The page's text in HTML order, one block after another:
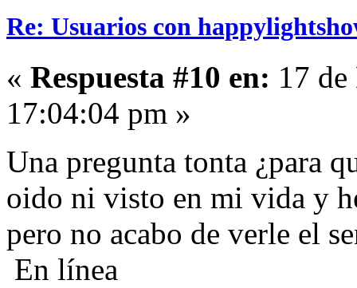
Re: Usuarios con
« Respuesta #10 en: 17
17:04:04 pm »
Una pregunta tonta ¿para
oido ni visto en mi vida y
pero no acabo de verle el
En línea